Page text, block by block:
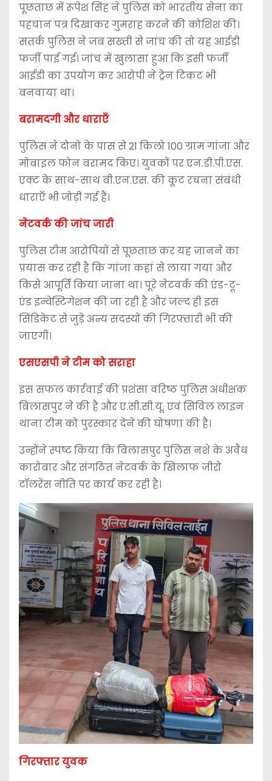
पूछताछ में रूपेश सिंह ने पुलिस को भारतीय सेना का
पहचान पत्र दिखाकर गुमराह करने की कोशिश की।
सतर्क पुलिस ने जब सख्ती से जांच की तो यह आईडी
फर्जी पाई गई। जांच में खुलासा हुआ कि इसी फर्जी
आईडी का उपयोग कर आरोपी ने ट्रेन टिकट भी
बनवाया था।
बरामदगी और धाराएँ
पुलिस ने दोनो के पास से 21 किलो 100 ग्राम गांजा और
मोबाइल फोन बरामद किए। युवकों पर एन.डी.पी.एस.
एक्ट के साथ-साथ बी.एन.एस. की कूट रचना संबंधी
धाराएँ भी जोड़ी गई हैं।
नेटवर्क की जांच जारी
पुलिस टीम आरोपियों से पूछताछ कर यह जानने का
प्रयास कर रही है कि गांजा कहां से लाया गया और
किसे आपूर्ति किया जाना था। पूरे नेटवर्क की एंड-टू-
एंड इन्वेस्टिगेशन की जा रही है और जल्द ही इस
सिंडिकेट से जुड़े अन्य सदस्यों की गिरफ्तारी भी की
जाएगी।
एसएसपी ने टीम को सराहा
इस सफल कार्रवाई की प्रशंसा वरिष्ठ पुलिस अधीक्षक
बिलासपुर ने की है और ए.सी.सी.यू. एवं सिविल लाइन
थाना टीम को पुरस्कार देने की घोषणा की है।
उन्होंने स्पष्ट किया कि बिलासपुर पुलिस नशे के अवैध
कारोबार और संगठित नेटवर्क के खिलाफ जीरो
टॉलरेंस नीति पर कार्य कर रही है।
गिरफ्तार युवक